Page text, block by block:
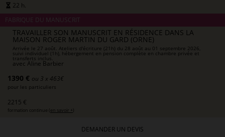
22 h.
FABRIQUE DU MANUSCRIT
TRAVAILLER SON MANUSCRIT EN RÉSIDENCE DANS LA
MAISON ROGER MARTIN DU GARD (ORNE)
Arrivée le 27 août. Ateliers d'écriture (21h) du 28 août au 01 septembre 2026,
suivi individuel (1h), hébergement en pension complète en chambre privée et
transferts inclus.
avec Aline Barbier
1390 € ou 3 x 463€
pour les particuliers
2215 €
formation continue ( en savoir + )
DEMANDER UN DEVIS